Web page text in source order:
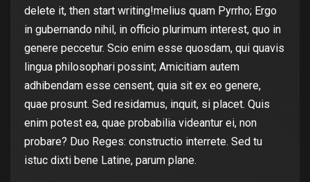
delete it, then start writing!melius quam Pyrrho; Ergo
in gubernando nihil, in officio plurimum interest, quo in
genere peccetur. Scio enim esse quosdam, qui quavis
lingua philosophari possint; Amicitiam autem
adhibendam esse censent, quia sit ex eo genere,
quae prosunt. Sed residamus, inquit, si placet. Quis
enim potest ea, quae probabilia videantur ei, non
probare? Duo Reges: constructio interrete. Sed tu
istuc dixti bene Latine, parum plane.